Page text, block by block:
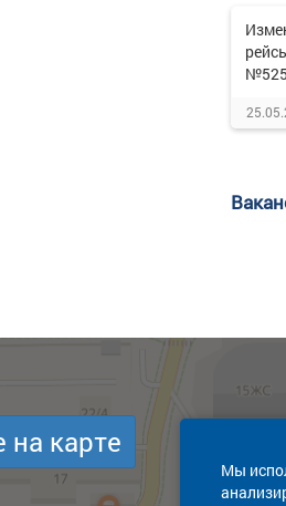
Мы
карте